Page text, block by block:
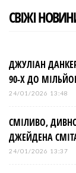
СВІЖІ
ДЖУЛІАН
90-Х ДО
24/01/2026 13:48
СМІЛИВО,
ДЖЕЙДЕНА
24/01/2026 13:37